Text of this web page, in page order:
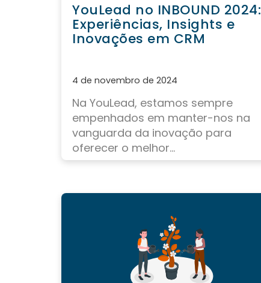
YouLead no INBOUND 2024:
Experiências, Insights e
Inovações em CRM
4 de novembro de 2024
Na YouLead, estamos sempre
empenhados em manter-nos na
vanguarda da inovação para
oferecer o melhor...